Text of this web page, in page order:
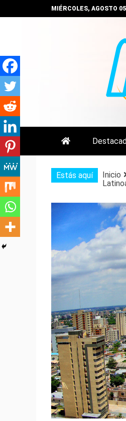
al
MIÉRCOLES, AGOSTO
NOTICIAS
Estás aquí Inicio